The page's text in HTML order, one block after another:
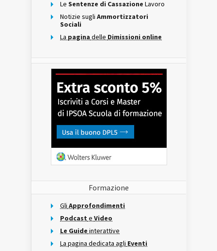
Le Sentenze di Cassazione Lavoro
Notizie sugli Ammortizzatori
Sociali
La pagina delle Dimissioni online
Formazione
Gli Approfondimenti
Podcast e Video
Le Guide interattive
La pagina dedicata agli Eventi